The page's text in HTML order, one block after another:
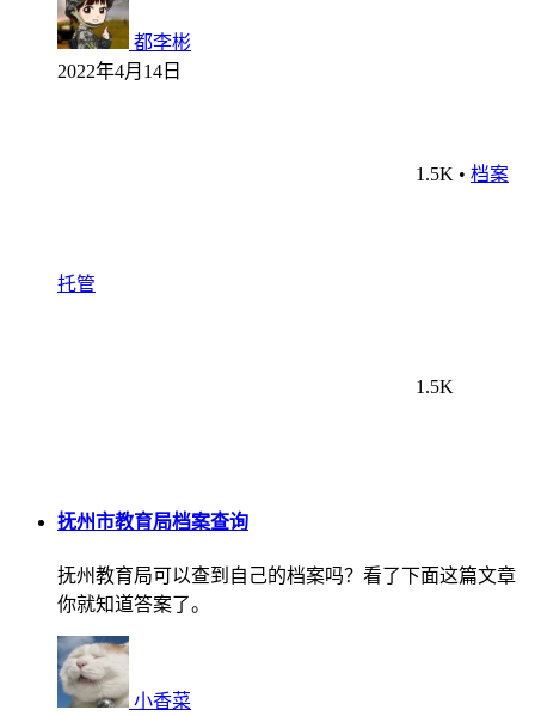
都李彬
2022年4月14日
1.5K • 档案
托管
1.5K
抚州市教育局档案查询
抚州教育局可以查到自己的档案吗？看了下面这篇文章
你就知道答案了。
小香菜